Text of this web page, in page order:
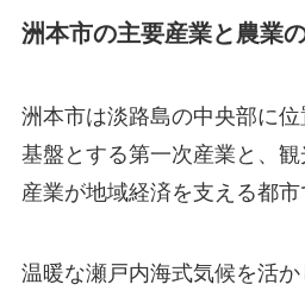
洲本市の主要産業と農業
洲本市は淡路島の中央部に
基盤とする第一次産業と、
産業が地域経済を支える都市
温暖な瀬戸内海式気候を活